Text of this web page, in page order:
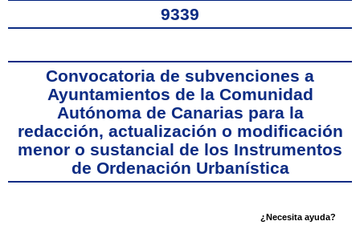
9339
Convocatoria de subvenciones a
Ayuntamientos de la Comunidad
Autónoma de Canarias para la
redacción, actualización o modificación
menor o sustancial de los Instrumentos
de Ordenación Urbanística
¿Necesita ayuda?